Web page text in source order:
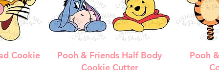
Cookie
Vista rápida
Pooh & Friends Half Body
Cookie Cutter
Pooh